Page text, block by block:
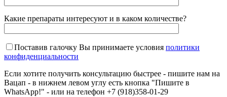
Какие препараты интересуют и в каком количестве?
Поставив галочку Вы принимаете условия политики
конфиденциальности
Если хотите получить консультацию быстрее - пишите нам на
Вацап - в нижнем левом углу есть кнопка "Пишите в
WhatsApp!" - или на телефон +7 (918)358-01-29